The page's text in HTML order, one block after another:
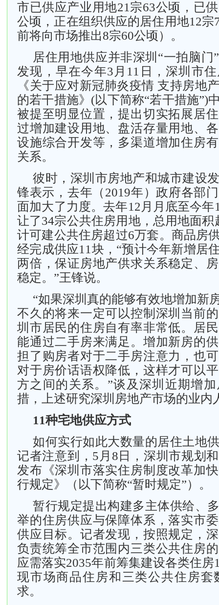
市已供应产业用地21宗63公顷，已
公顷，正在组织供应的居住用地12宗
前将向市场推出8宗60公顷）。
居住用地供应并非深圳“一拍脑门
发现，早在今年3月11日，深圳市
《关于应对新冠肺炎疫情 支持房地
的若干措施》(以下简称“若干措施”)
被提至明显位置，提出切实拓展居
过增加建设用地、盘活存量用地、
设施综合开发等，多渠道增加住房
关系。
彼时，深圳市房地产和城市建设
锋表示，去年（2019年）政府各部
面加大了力度。去年12月月底至今
让了34宗公共住房用地，总用地面
计可建公共住房超过6万套。商品房
经完成供应11块，“预计今年新增居
两倍，保证房地产供求关系稳定、
稳定。”王锋说。
“如果深圳真的能够有效地增加新
不久的将来一定可以控制深圳当前
圳市居民的住房自有率非常低。居
能通过二手房来满足。增加新房的
担了购房者对于二手房注意力，也
对于房价话语权降低，这样才可以
方之间的关系。”谈及深圳近期增
措，上述研究深圳房地产市场的业内
11种宅地供应方式
如何实行如此大数量的居住土地
记者注意到，5月8日，深圳市规划
发布《深圳市落实住房制度改革加
行规定》（以下简称“暂时规定”）。
暂行规定提出构建多主体供给、
举的住房供应与保障体系，落实市
供应目标。记者发现，按照规定，
负责统筹全市范围内三类公共住房
应需落实2035年前筹集建设各类住
现市场商品住房和三类公共住房套
求。